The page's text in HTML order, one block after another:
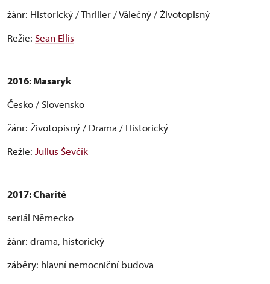
žánr: Historický / Thriller / Válečný / Životopisný
Režie: Sean Ellis
2016: Masaryk
Česko / Slovensko
žánr: Životopisný / Drama / Historický
Režie: Julius Ševčík
2017: Charité
seriál Německo
žánr: drama, historický
záběry: hlavní nemocniční budova